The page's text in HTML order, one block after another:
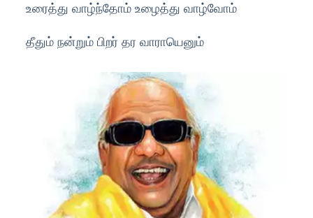
உரைத்து வாழ்ந்தோம் உழைத்து வாழ்வோம்
தீதும் நன்றும் பிறர் தர வாராயெனும்